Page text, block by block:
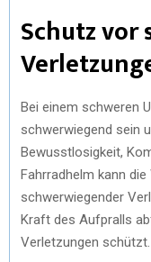
Schutz vor
Bei einem schweren
schwerwiegend sein
Bewusstlosigkeit,
Fahrradhelm kann
schwerwiegender
Kraft des Aufpralls
Verletzungen schützt.